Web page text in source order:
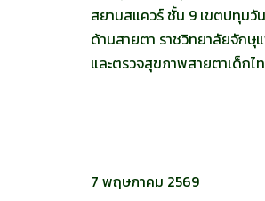
สยามสแควร์ ชั้น 9 เขตปทุม
ด้านสายตา ราชวิทยาลัยจักษุ
และตรวจสุขภาพสายตาเด็กไ
7 พฤษภาคม 2569